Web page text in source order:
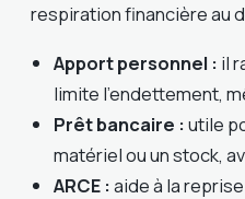
respiration financière au
Apport personnel : il
limite l’endettement,
Prêt bancaire : utile
matériel ou un stock,
ARCE : aide à la